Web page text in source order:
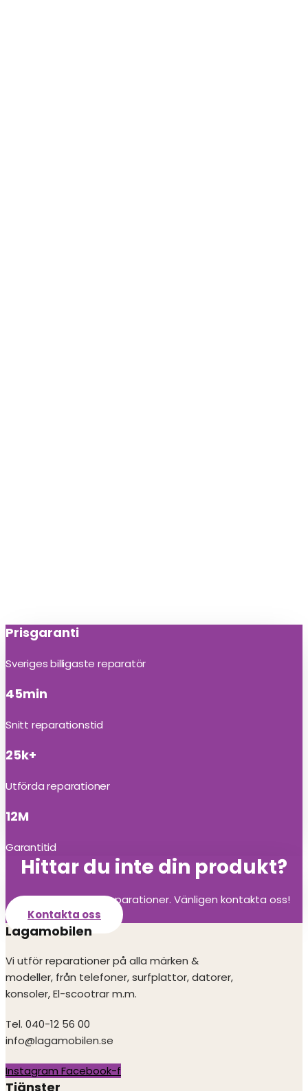
Prisgaranti
Sveriges billigaste reparatör
45min
Snitt reparationstid
25k+
Utförda reparationer
12M
Garantitid
Hittar du inte din produkt?
Vi utför alla olika reparationer. Vänligen kontakta oss!
Kontakta oss
Lagamobilen
Vi utför reparationer på alla märken &
modeller, från telefoner, surfplattor, datorer,
konsoler, El-scootrar m.m.
Tel. 040-12 56 00
info@lagamobilen.se
Instagram Facebook-f
Tjänster